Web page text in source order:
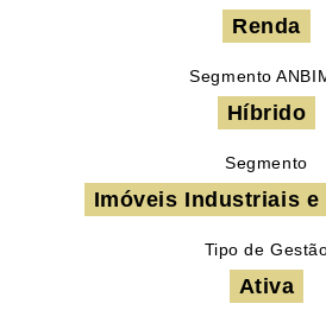
Renda
Segmento
Híbrido
Segmento
Imóveis Industriais
Tipo de
Ativa